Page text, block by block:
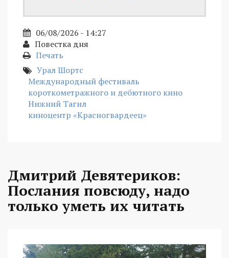
06/08/2026 - 14:27
Повестка дня
Печать
Урал Шортс
Международный фестиваль
короткометражного и дебютного кино
Нижний Тагил
киноцентр «Красногвардеец»
Дмитрий Девятериков:
Послания повсюду, надо
только уметь их читать